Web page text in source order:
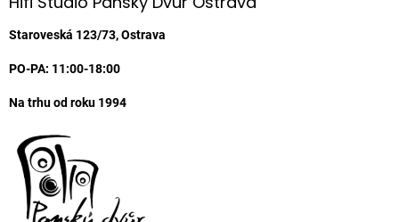
Staroveská 123/73, Ostrava
PO-PA: 11:00-18:00
Na trhu od roku 1994